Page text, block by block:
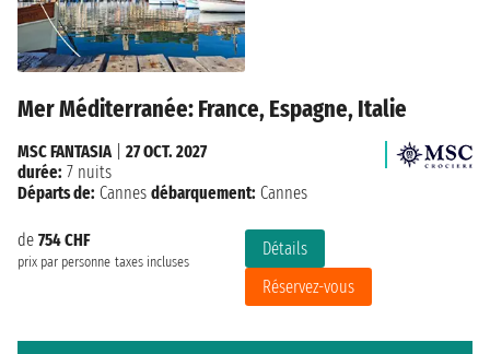
Mer Méditerranée: France, Espagne, Italie
de 754 CHF
prix par personne taxes incluses
Détails
Réservez-vous
MSC FANTASIA
27 OCT. 2027
durée: 7 nuits
Départs de: Cannes débarquement: Cannes